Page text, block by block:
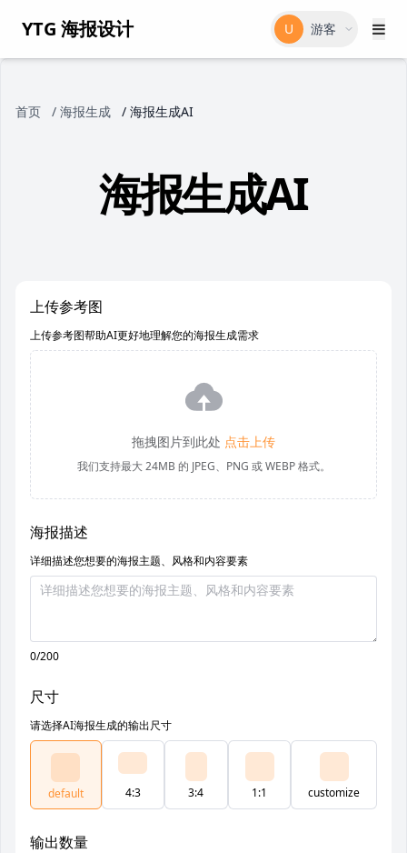
YTG 海报设计 U 游客
首页 / 海报生成 / 海报生成AI
海报生成AI
上传参考图
上传参考图帮助AI更好地理解您的海报生成需求
拖拽图片到此处 点击上传
我们支持最大 24MB 的 JPEG、PNG 或 WEBP 格式。
海报描述
详细描述您想要的海报主题、风格和内容要素
0/200
尺寸
请选择AI海报生成的输出尺寸
default 4:3 3:4 1:1 customize
输出数量